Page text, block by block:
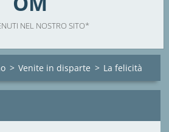
NEL NOSTRO SITO*
> Venite in disparte > La felicità